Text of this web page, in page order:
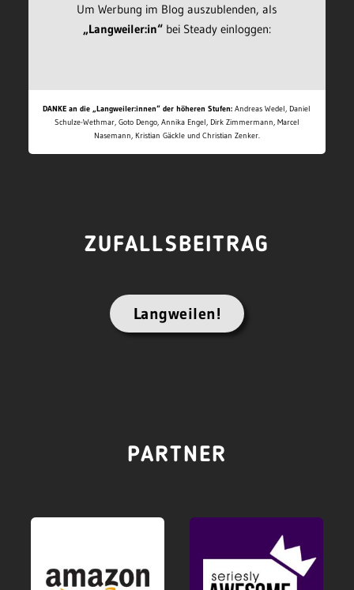
Um Werbung im Blog auszublenden, als
„Langweiler:in“bei Steady einloggen:
DANKE an die „Langweiler:innen“ der höheren Stufen: Andreas Wedel, Daniel
Schulze-Wethmar, Goto Dengo, Annika Engel, Dirk Zimmermann, Marcel
Nasemann, Kristian Gäckle und Christian Zenker.
ZUFALLSBEITRAG
Langweilen!
PARTNER